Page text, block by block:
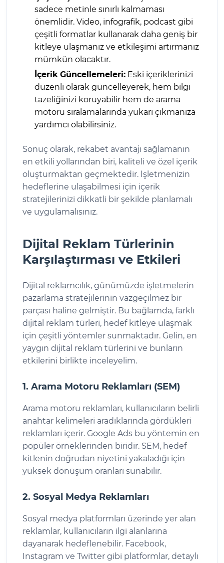
sadece metinle sınırlı kalmaması
önemlidir. Video, infografik, podcast gibi
çeşitli formatlar kullanarak daha geniş bir
kitleye ulaşmanız ve etkileşimi artırmanız
mümkün olacaktır.
İçerik Güncellemeleri: Eski içeriklerinizi
düzenli olarak güncelleyerek, hem bilgi
tazeliğinizi koruyabilir hem de arama
motoru sıralamalarında yukarı çıkmanıza
yardımcı olabilirsiniz.
Sonuç olarak, rekabet avantajı sağlamanın
en etkili yollarından biri, kaliteli ve özel içerik
oluşturmaktan geçmektedir. İşletmenizin
hedeflerine ulaşabilmesi için içerik
stratejilerinizi dikkatli bir şekilde planlamalı
ve uygulamalısınız.
Dijital Reklam Türlerinin
Karşılaştırması ve Etkileri
Dijital reklamcılık, günümüzde işletmelerin
pazarlama stratejilerinin vazgeçilmez bir
parçası haline gelmiştir. Bu bağlamda, farklı
dijital reklam türleri, hedef kitleye ulaşmak
için çeşitli yöntemler sunmaktadır. Gelin, en
yaygın dijital reklam türlerini ve bunların
etkilerini birlikte inceleyelim.
1. Arama Motoru Reklamları (SEM)
Arama motoru reklamları, kullanıcıların belirli
anahtar kelimeleri aradıklarında gördükleri
reklamları içerir. Google Ads bu yöntemin en
popüler örneklerinden biridir. SEM, hedef
kitlenin doğrudan niyetini yakaladığı için
yüksek dönüşüm oranları sunabilir.
2. Sosyal Medya Reklamları
Sosyal medya platformları üzerinde yer alan
reklamlar, kullanıcıların ilgi alanlarına
dayanarak hedeflenebilir. Facebook,
Instagram ve Twitter gibi platformlar, detaylı